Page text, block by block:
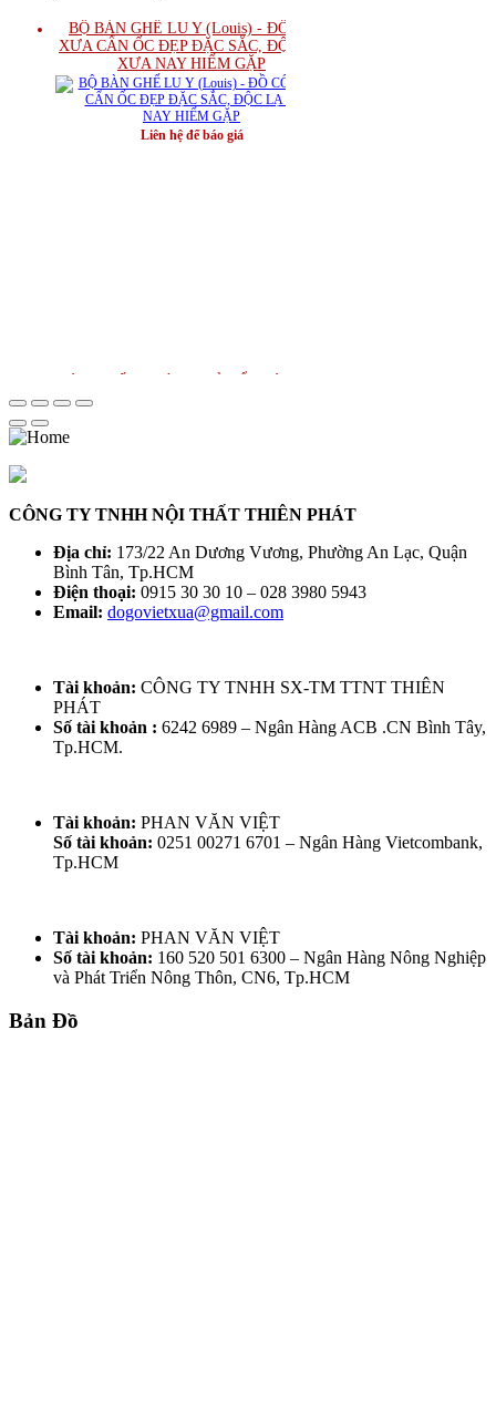
BỘ BÀN GHẾ LU Y (Louis) - ĐỒ CỔ
XƯA CẨN ỐC ĐẸP ĐẶC SẮC, ĐỘC LẠ
XƯA NAY HIẾM GẶP
Liên hệ để báo giá
Bàn Ghế Trường Kỷ Cổ BỘ TRƯỜNG KỶ
HUẾ VAI LẬT - 6 MÓN CẨN ỐC XÀ CỪ
Liên hệ để báo giá
CÔNG TY TNHH NỘI THẤT THIÊN PHÁT
Địa chỉ: 173/22 An Dương Vương, Phường An Lạc, Quận
Bình Tân, Tp.HCM
Điện thoại: 0915 30 30 10 – 028 3980 5943
Email: dogovietxua@gmail.com
Tài khoản: CÔNG TY TNHH SX-TM TTNT THIÊN
PHÁT
Số tài khoản : 6242 6989 – Ngân Hàng ACB .CN Bình Tây,
Tp.HCM.
Tài khoản: PHAN VĂN VIỆT
Số tài khoản: 0251 00271 6701 – Ngân Hàng Vietcombank,
Tp.HCM
Tài khoản: PHAN VĂN VIỆT
Số tài khoản: 160 520 501 6300 – Ngân Hàng Nông Nghiệp
và Phát Triển Nông Thôn, CN6, Tp.HCM
Bản Đồ